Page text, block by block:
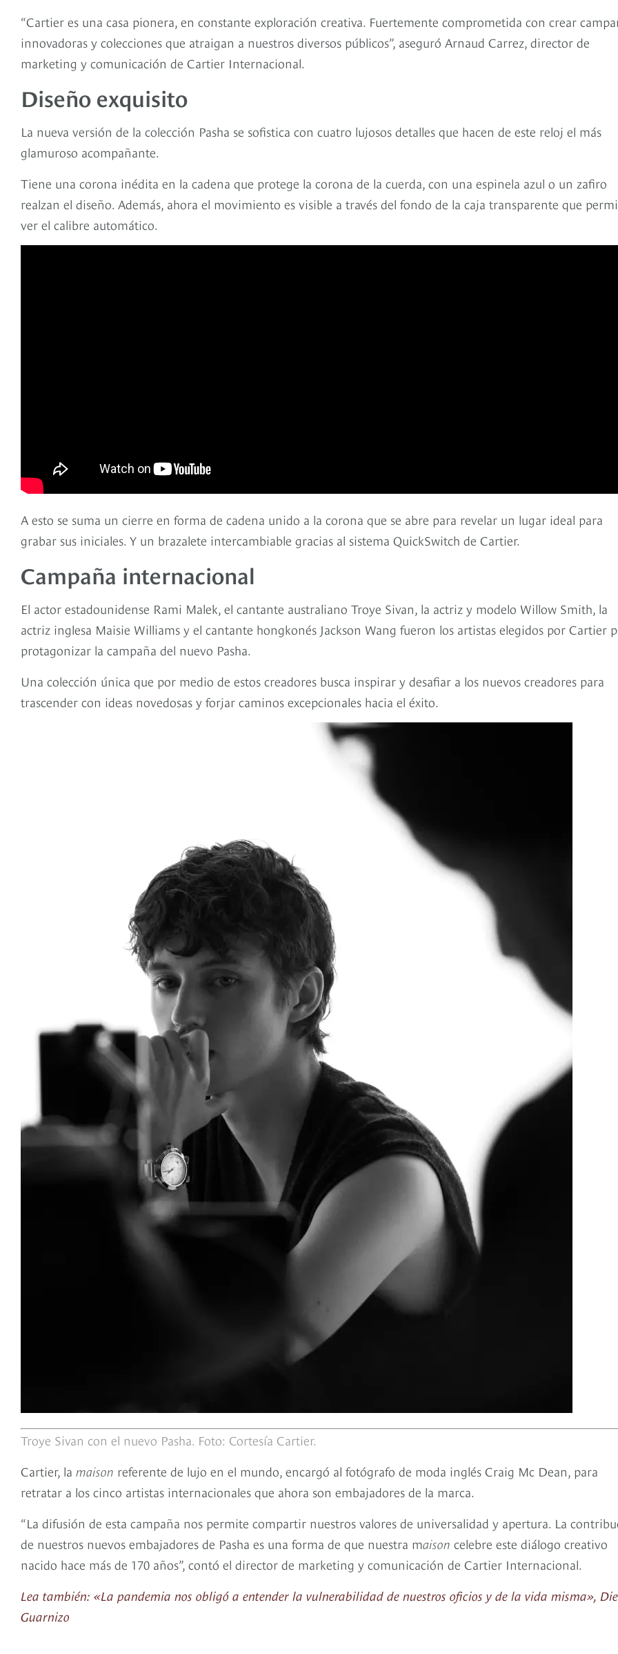
“Cartier es una casa pionera, en constante exploración creativa. Fuertemente comprometida con crear
innovadoras y colecciones que atraigan a nuestros diversos públicos”, aseguró Arnaud Carrez, director de
marketing y comunicación de Cartier Internacional.
Diseño exquisito
La nueva versión de la colección Pasha se sofistica con cuatro lujosos detalles que hacen de este reloj el más
glamuroso acompañante.
Tiene una corona inédita en la cadena que protege la corona de la cuerda, con una espinela azul o un zafiro
realzan el diseño. Además, ahora el movimiento es visible a través del fondo de la caja transparente que
ver el calibre automático.
A esto se suma un cierre en forma de cadena unido a la corona que se abre para revelar un lugar ideal para
grabar sus iniciales. Y un brazalete intercambiable gracias al sistema QuickSwitch de Cartier.
Campaña internacional
El actor estadounidense Rami Malek, el cantante australiano Troye Sivan, la actriz y modelo Willow Smith, la
actriz inglesa Maisie Williams y el cantante hongkonés Jackson Wang fueron los artistas elegidos por Cartier
protagonizar la campaña del nuevo Pasha.
Una colección única que por medio de estos creadores busca inspirar y desafiar a los nuevos creadores para
trascender con ideas novedosas y forjar caminos excepcionales hacia el éxito.
Troye Sivan con el nuevo Pasha. Foto: Cortesía Cartier.
Cartier, la maison referente de lujo en el mundo, encargó al fotógrafo de moda inglés Craig Mc Dean, para
retratar a los cinco artistas internacionales que ahora son embajadores de la marca.
“La difusión de esta campaña nos permite compartir nuestros valores de universalidad y apertura. La
de nuestros nuevos embajadores de Pasha es una forma de que nuestra maison celebre este diálogo creativo
nacido hace más de 170 años”, contó el director de marketing y comunicación de Cartier Internacional.
Lea también: «La pandemia nos obligó a entender la vulnerabilidad de nuestros oficios y de la vida misma»,
Guarnizo